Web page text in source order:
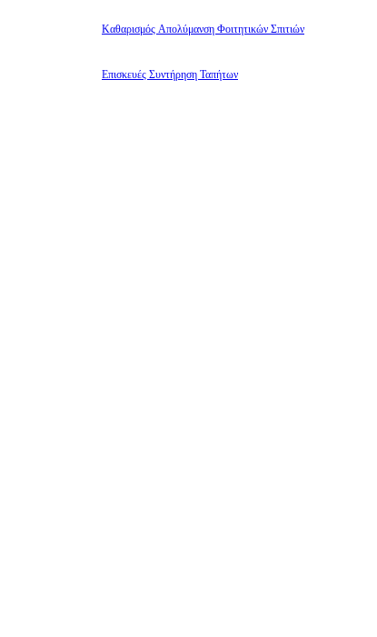
Καθαρισμός Απολύμανση Φοιτητικών Σπιτιών
Επισκευές Συντήρηση Ταπήτων